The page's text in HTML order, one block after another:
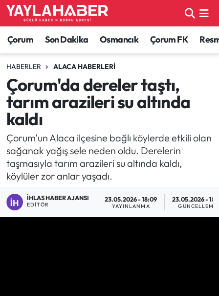
Çorum Son Dakika Osmancık Çorum FK
HABERLER ALACA HABERLERI
Çorum'da dereler taştı,
tarım arazileri su altında
kaldı
Çorum'un Alaca ilçesine bağlı köylerde etkili olan
sağanak yağış sele neden oldu. Derelerin
taşmasıyla tarım arazileri su altında kaldı,
köylüler zor anlar yaşadı.
İHLAS HABER AJANSI
EDITÖR
23.05.2026 - 18:09
YAYINLANMA
23.05.2026 -
GÜNCELLEME
Alaca Haberleri
Bayat Haberleri
Bilgi - Keşfet Haberleri
Bilim ve Teknoloji
Boğazkale Haberleri
Çorum Haberleri
Çorum Nöbetçi Eczaneler
Çorum Hava Durumu
Çorum Namaz Vakitleri
Çorum Trafik Yoğunluk Haritası
TFF 1.Lig Puan Durumu ve Fikstür
Tüm Manşetler